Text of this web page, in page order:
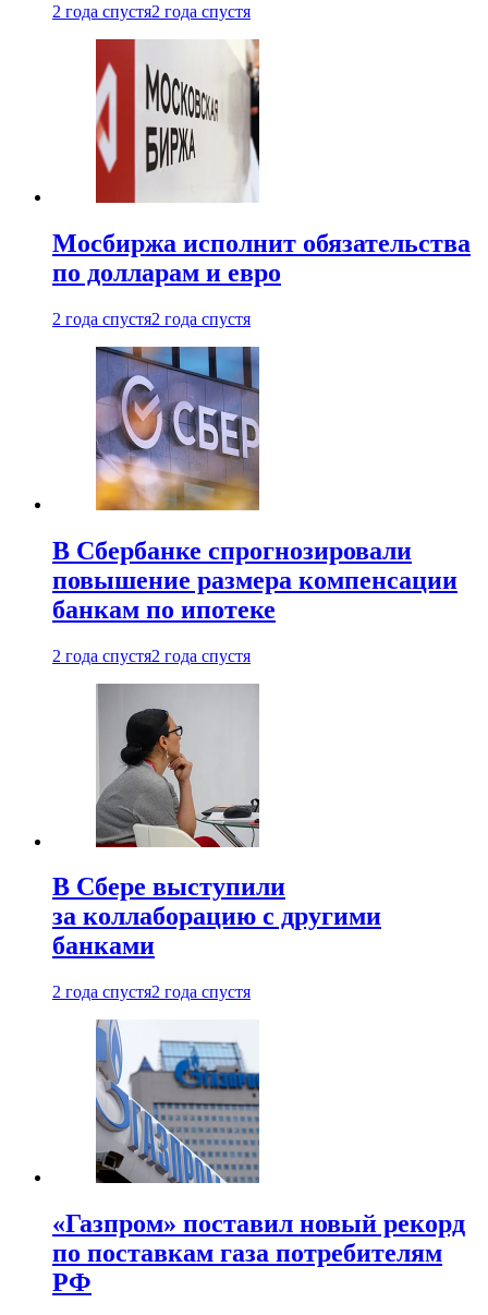
2 года спустя2 года спустя
Мосбиржа исполнит обязательства
по долларам и евро
2 года спустя2 года спустя
В Сбербанке спрогнозировали
повышение размера компенсации
банкам по ипотеке
2 года спустя2 года спустя
В Сбере выступили
за коллаборацию с другими
банками
2 года спустя2 года спустя
«Газпром» поставил новый рекорд
по поставкам газа потребителям
РФ